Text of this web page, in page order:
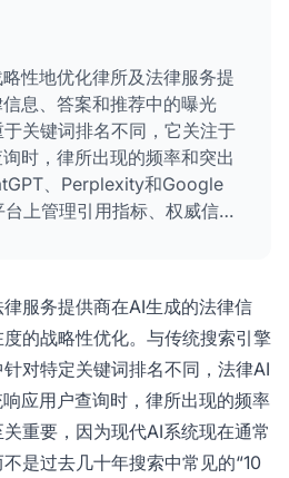
性地优化律所及法律服务提
息、答案和推荐中的曝光
关键词排名不同，它关注于
时，律所出现的频率和突出
、Perplexity和Google
上管理引用指标、权威信
引用，而不仅仅是关键词排
服务提供商在AI生成的法律信
的战略性优化。与传统搜索引擎
对特定关键词排名不同，法律AI
应用户查询时，律所出现的频率
重要，因为现代AI系统现在通常
是过去几十年搜索中常见的“10